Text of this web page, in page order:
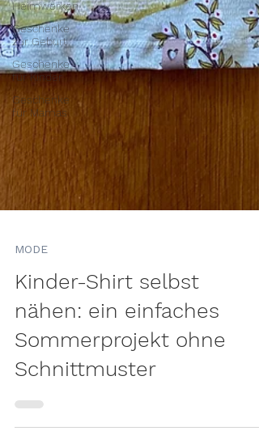
Heimwerken
Geschenke
zur Geburt
Geschenke
für Kinder
Geschenke
für Mamas
MODE
Kinder-Shirt selbst
nähen: ein einfaches
Sommerprojekt ohne
Schnittmuster